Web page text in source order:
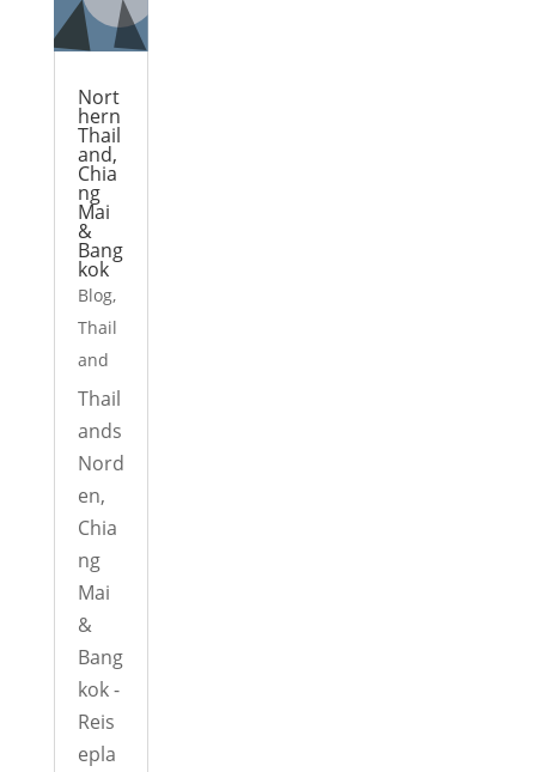
Nort
hern
Thail
and,
Chia
ng
Mai
&
Bang
kok
Blog,
Thail
and
Thail
ands
Nord
en,
Chia
ng
Mai
&
Bang
kok -
Reis
epla